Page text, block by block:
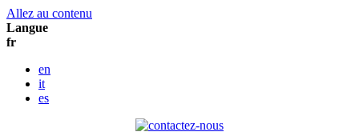
Allez au contenu
Langue
fr
en
it
es